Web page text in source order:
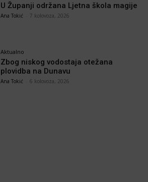
U Županji održana Ljetna škola magije
Ana Tokić 7 kolovoza, 2026
Aktualno
Zbog niskog vodostaja otežana
plovidba na Dunavu
Ana Tokić 6 kolovoza, 2026